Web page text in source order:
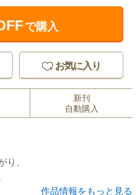
で購入
お気に入り
新刊
自動購入
り、
っていた作品情報をもっと見る